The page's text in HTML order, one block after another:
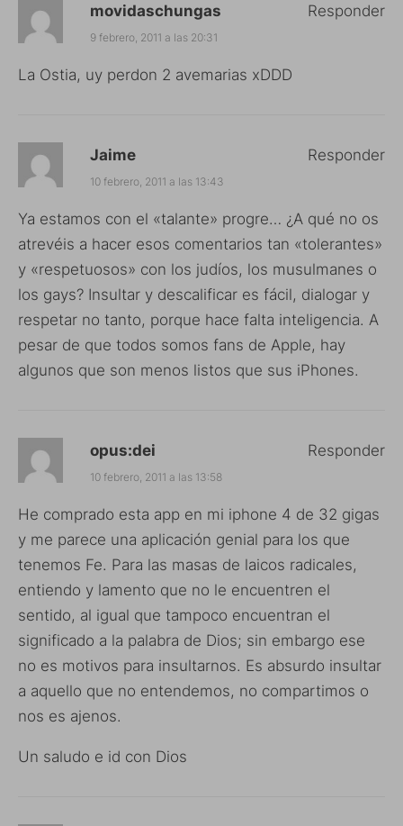
movidaschungas
9 febrero, 2011 a las 20:31
La Ostia, uy perdon 2 avemarias xDDD
Responder
Jaime
10 febrero, 2011 a las 13:43
Ya estamos con el «talante» progre… ¿A qué no os
atrevéis a hacer esos comentarios tan «tolerantes»
y «respetuosos» con los judíos, los musulmanes o
los gays? Insultar y descalificar es fácil, dialogar y
respetar no tanto, porque hace falta inteligencia. A
pesar de que todos somos fans de Apple, hay
algunos que son menos listos que sus iPhones.
Responder
opus:dei
10 febrero, 2011 a las 13:58
He comprado esta app en mi iphone 4 de 32 gigas
y me parece una aplicación genial para los que
tenemos Fe. Para las masas de laicos radicales,
entiendo y lamento que no le encuentren el
sentido, al igual que tampoco encuentran el
significado a la palabra de Dios; sin embargo ese
no es motivos para insultarnos. Es absurdo insultar
a aquello que no entendemos, no compartimos o
nos es ajenos.
Un saludo e id con Dios
Responder